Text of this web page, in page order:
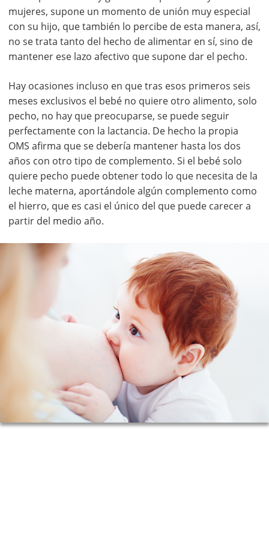
mujeres, supone un momento de unión muy especial
con su hijo, que también lo percibe de esta manera, así,
no se trata tanto del hecho de alimentar en sí, sino de
mantener ese lazo afectivo que supone dar el pecho.
Hay ocasiones incluso en que tras esos primeros seis
meses exclusivos el bebé no quiere otro alimento, solo
pecho, no hay que preocuparse, se puede seguir
perfectamente con la lactancia. De hecho la propia
OMS afirma que se debería mantener hasta los dos
años con otro tipo de complemento. Si el bebé solo
quiere pecho puede obtener todo lo que necesita de la
leche materna, aportándole algún complemento como
el hierro, que es casi el único del que puede carecer a
partir del medio año.